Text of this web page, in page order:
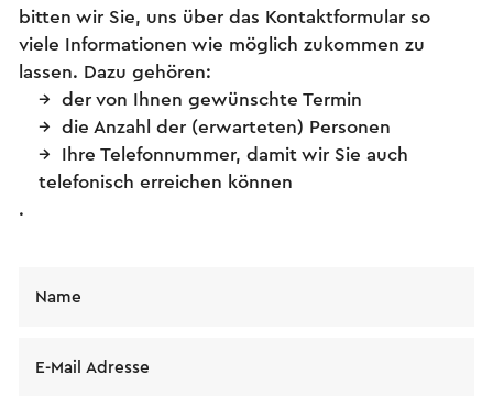
bitten wir Sie, uns über das Kontaktformular so
viele Informationen wie möglich zukommen zu
lassen. Dazu gehören:
der von Ihnen gewünschte Termin
die Anzahl der (erwarteten) Personen
Ihre Telefonnummer, damit wir Sie auch
telefonisch erreichen können
.
Name
E-Mail Adresse